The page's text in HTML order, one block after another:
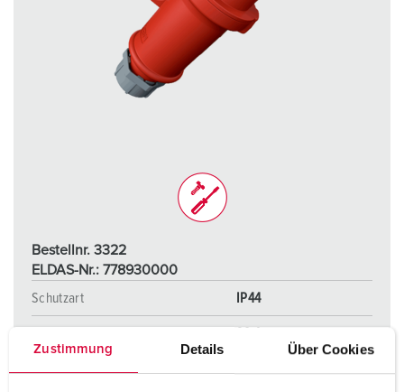
Zustimmung Details Über Cookies
Bestellnr. 3322
ELDAS-Nr.: 778930000
Schutzart
IP44